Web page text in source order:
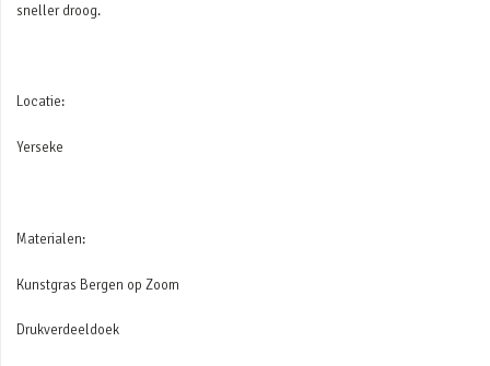
sneller droog.
Locatie:
Yerseke
Materialen:
Kunstgras Bergen op Zoom
Drukverdeeldoek